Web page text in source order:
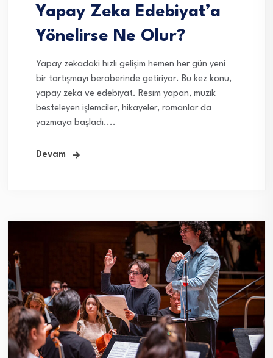
Yapay Zeka Edebiyat’a
Yönelirse Ne Olur?
Yapay zekadaki hızlı gelişim hemen her gün yeni
bir tartışmayı beraberinde getiriyor. Bu kez konu,
yapay zeka ve edebiyat. Resim yapan, müzik
besteleyen işlemciler, hikayeler, romanlar da
yazmaya başladı....
Devam